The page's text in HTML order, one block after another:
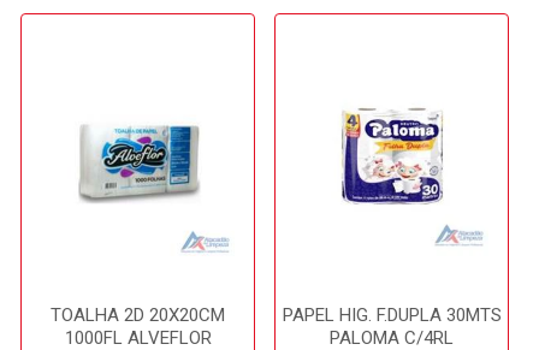
TOALHA 2D 20X20CM
1000FL ALVEFLOR
PAPEL HIG. F.DUPLA 30MTS
PALOMA C/4RL